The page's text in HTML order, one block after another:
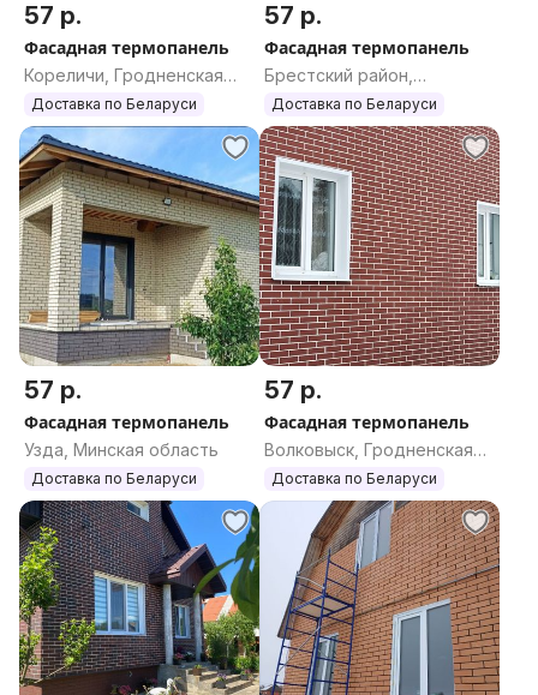
57 р.
Фасадная термопанель
Кореличи, Гродненская
область
Доставка по Беларуси
57 р.
Фасадная термопанель
Брестский район,
Брестская область
Доставка по Беларуси
57 р.
Фасадная термопанель
Узда, Минская область
Доставка по Беларуси
57 р.
Фасадная термопанель
Волковыск, Гродненская
область
Доставка по Беларуси